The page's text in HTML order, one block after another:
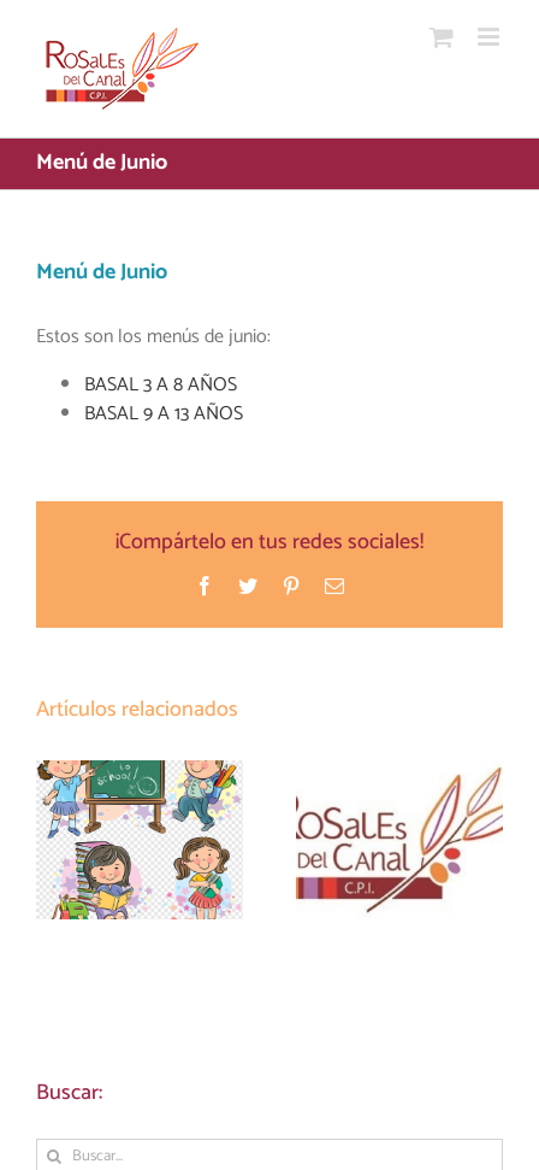
contenido
Menú de Junio
Menú de Junio
Estos son los menús de junio:
BASAL 3 A 8 AÑOS
BASAL 9 A 13 AÑOS
¡Compártelo en tus redes sociales!
Facebook
Twitter PinterestCorreo
Artículos relacionados
LISTADO
MATERIALES
ESCOLARES Y
CURRICULARES
DE PRIMARIA 26-
27
INFORMACIÓN
MATRICULACIÓN
ESO Y BTO
Buscar:
Buscar: